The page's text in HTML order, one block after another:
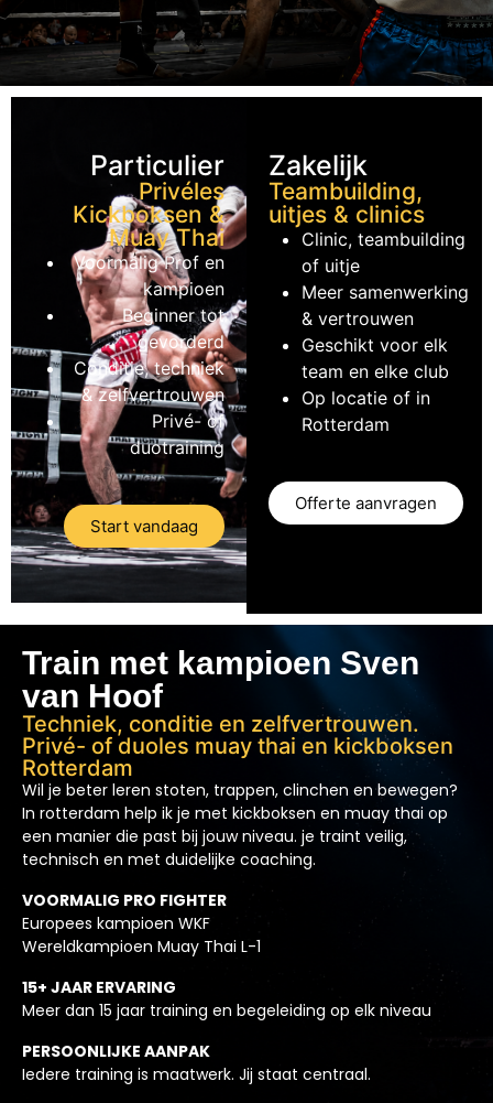
Particulier
Privéles
Kickboksen &
Muay Thai
Voormalig Prof en
kampioen
Beginner tot
gevorderd
Conditie, techniek
& zelfvertrouwen
Privé- of
duotraining
Start vandaag
Zakelijk
Teambuilding,
uitjes & clinics
Clinic, teambuilding
of uitje
Meer samenwerking
& vertrouwen
Geschikt voor elk
team en elke club
Op locatie of in
Rotterdam
Offerte aanvragen
Train met kampioen Sven
van Hoof
Techniek, conditie en zelfvertrouwen.
Privé- of duoles muay thai en kickboksen
Rotterdam
Wil je beter leren stoten, trappen, clinchen en bewegen?
In rotterdam help ik je met kickboksen en muay thai op
een manier die past bij jouw niveau. je traint veilig,
technisch en met duidelijke coaching.
VOORMALIG PRO FIGHTER
Europees kampioen WKF
Wereldkampioen Muay Thai L-1
15+ JAAR ERVARING
Meer dan 15 jaar training en begeleiding op elk niveau
PERSOONLIJKE AANPAK
Iedere training is maatwerk. Jij staat centraal.